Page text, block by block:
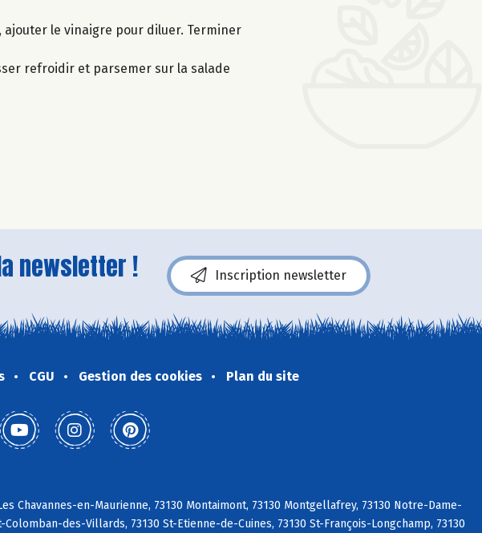
ajouter le vinaigre pour diluer. Terminer
refroidir et parsemer sur la salade
newsletter ! Inscription newsletter
CGU Gestion des cookies Plan du site
Chavannes-en-Maurienne, 73130 Montaimont, 73130 Montgellafrey, 73130 Notre-Dame-
des-Villards, 73130 St-Etienne-de-Cuines, 73130 St-François-Longchamp, 73130